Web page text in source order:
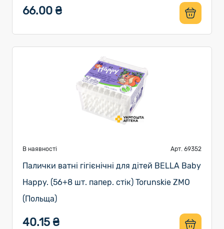
66.00 ₴
В наявності Арт. 69352
Палички ватні гiгiєнiчнi для дітей BELLA Baby
Happy. (56+8 шт. папер. стік) Torunskie ZMO
(Польща)
40.15 ₴